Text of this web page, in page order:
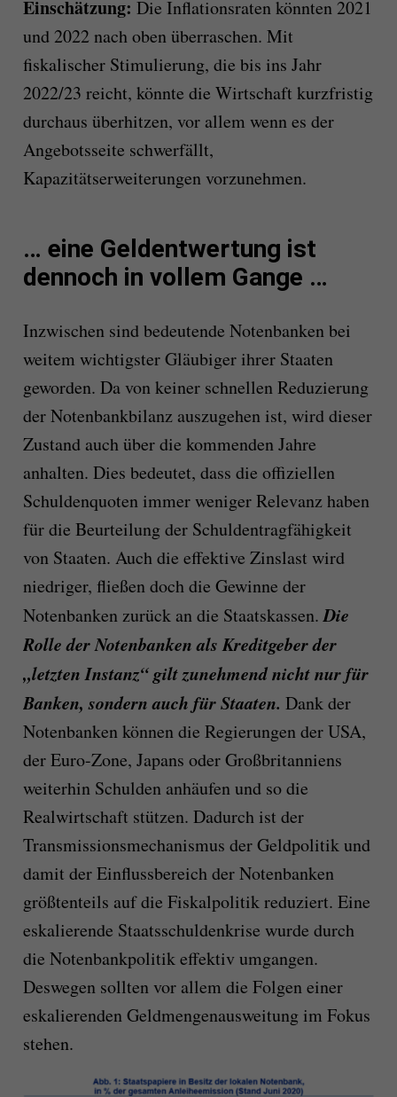
Einschätzung: Die Inflationsraten könnten 2021
und 2022 nach oben überraschen. Mit
fiskalischer Stimulierung, die bis ins Jahr
2022/23 reicht, könnte die Wirtschaft kurzfristig
durchaus überhitzen, vor allem wenn es der
Angebotsseite schwerfällt,
Kapazitätserweiterungen vorzunehmen.
… eine Geldentwertung ist
dennoch in vollem Gange …
Inzwischen sind bedeutende Notenbanken bei
weitem wichtigster Gläubiger ihrer Staaten
geworden. Da von keiner schnellen Reduzierung
der Notenbankbilanz auszugehen ist, wird dieser
Zustand auch über die kommenden Jahre
anhalten. Dies bedeutet, dass die offiziellen
Schuldenquoten immer weniger Relevanz haben
für die Beurteilung der Schuldentragfähigkeit
von Staaten. Auch die effektive Zinslast wird
niedriger, fließen doch die Gewinne der
Notenbanken zurück an die Staatskassen.Die
Rolle der Notenbanken als Kreditgeber der
„letzten Instanz“ gilt zunehmend nicht nur für
Banken, sondern auch für Staaten. Dank der
Notenbanken können die Regierungen der USA,
der Euro-Zone, Japans oder Großbritanniens
weiterhin Schulden anhäufen und so die
Realwirtschaft stützen. Dadurch ist der
Transmissionsmechanismus der Geldpolitik und
damit der Einflussbereich der Notenbanken
größtenteils auf die Fiskalpolitik reduziert. Eine
eskalierende Staatsschuldenkrise wurde durch
die Notenbankpolitik effektiv umgangen.
Deswegen sollten vor allem die Folgen einer
eskalierenden Geldmengenausweitung im Fokus
stehen.